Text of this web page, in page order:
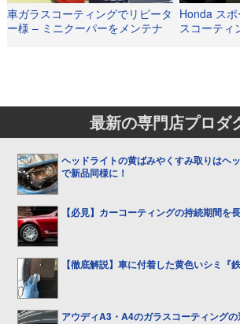
車ガラスコーティングでリピータ
ー様 – ミニクーパーをメンテナ
Honda ス
スコーティ
最新の専門店プロダ
ヘッドライトの黄ばみやくすみ取りはヘ
で新品同様に！
【必見】カーコーティングの持続期間を
【徹底解説】車に付着した黄色いシミ『
アウディA3・A4のガラスコーティング